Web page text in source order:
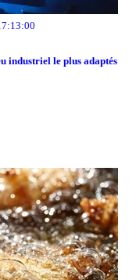
industriel le plus adaptés